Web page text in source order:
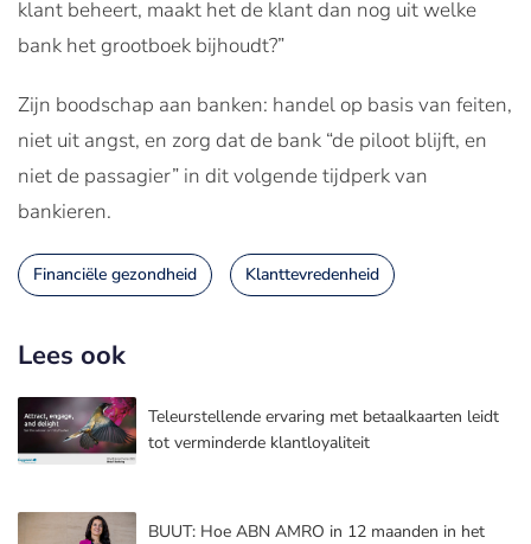
klant beheert, maakt het de klant dan nog uit welke
bank het grootboek bijhoudt?”
Zijn boodschap aan banken: handel op basis van feiten,
niet uit angst, en zorg dat de bank “de piloot blijft, en
niet de passagier” in dit volgende tijdperk van
bankieren.
Financiële gezondheid Klanttevredenheid
Lees ook
Teleurstellende ervaring met betaalkaarten leidt
tot verminderde klantloyaliteit
BUUT: Hoe ABN AMRO in 12 maanden in het